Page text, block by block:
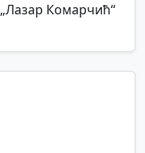
„Лазар Комарчић“